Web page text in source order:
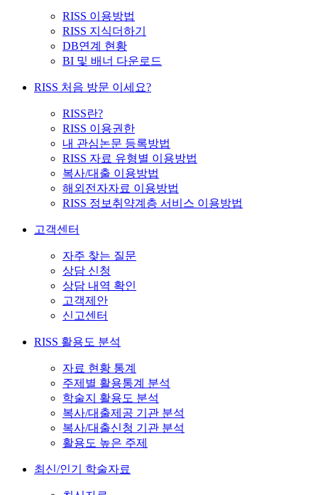
RISS 이용방법
RISS 지식더하기
DB연계 현황
BI 및 배너 다운로드
RISS 처음 방문 이세요?
RISS란?
RISS 이용권한
내 관심논문 등록방법
RISS 자료 유형별 이용방법
복사/대출 이용방법
해외전자자료 이용방법
RISS 정보취약계층 서비스 이용방법
고객센터
자주 찾는 질문
상담 신청
상담 내역 확인
고객제안
신고센터
RISS 활용도 분석
자료 현황 통계
주제별 활용통계 분석
학술지 활용도 분석
복사/대출제공 기관 분석
복사/대출신청 기관 분석
활용도 높은 주제
최신/인기 학술자료